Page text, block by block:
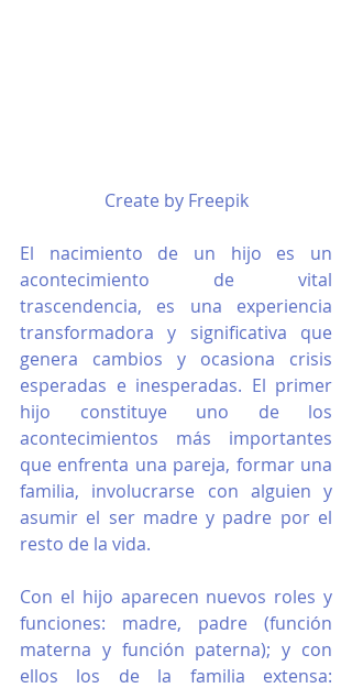
Create by Freepik
El nacimiento de un hijo es un
acontecimiento de vital
trascendencia, es una experiencia
transformadora y significativa que
genera cambios y ocasiona crisis
esperadas e inesperadas. El primer
hijo constituye uno de los
acontecimientos más importantes
que enfrenta una pareja, formar una
familia, involucrarse con alguien y
asumir el ser madre y padre por el
resto de la vida.
Con el hijo aparecen nuevos roles y
funciones: madre, padre (función
materna y función paterna); y con
ellos los de la familia extensa: